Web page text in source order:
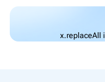
x.replaceAll